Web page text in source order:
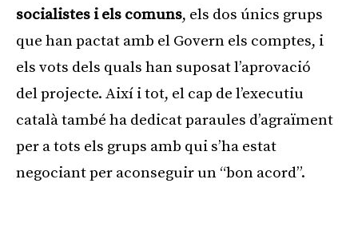
socialistes i els comuns, els dos únics grups
que han pactat amb el Govern els comptes, i
els vots dels quals han suposat l’aprovació
del projecte. Així i tot, el cap de l’executiu
català també ha dedicat paraules d’agraïment
per a tots els grups amb qui s’ha estat
negociant per aconseguir un “bon acord”.